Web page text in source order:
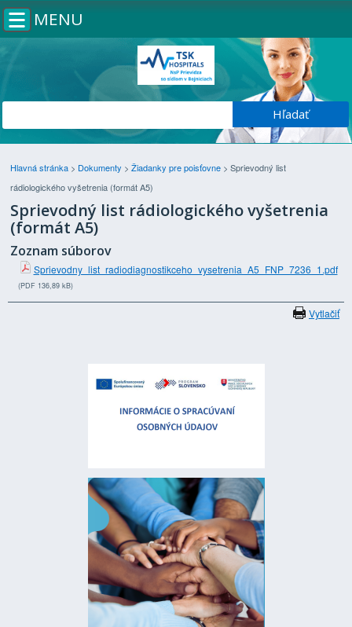
MENU
Hlavná stránka > Dokumenty > Žiadanky pre poisťovne > Sprievodný list
rádiologického vyšetrenia (formát A5)
Sprievodný list rádiologického vyšetrenia
(formát A5)
Zoznam súborov
Sprievodny_list_radiodiagnostikceho_vysetrenia_A5_FNP_7236_1.pdf
(PDF 136,89 kB)
Vytlačiť